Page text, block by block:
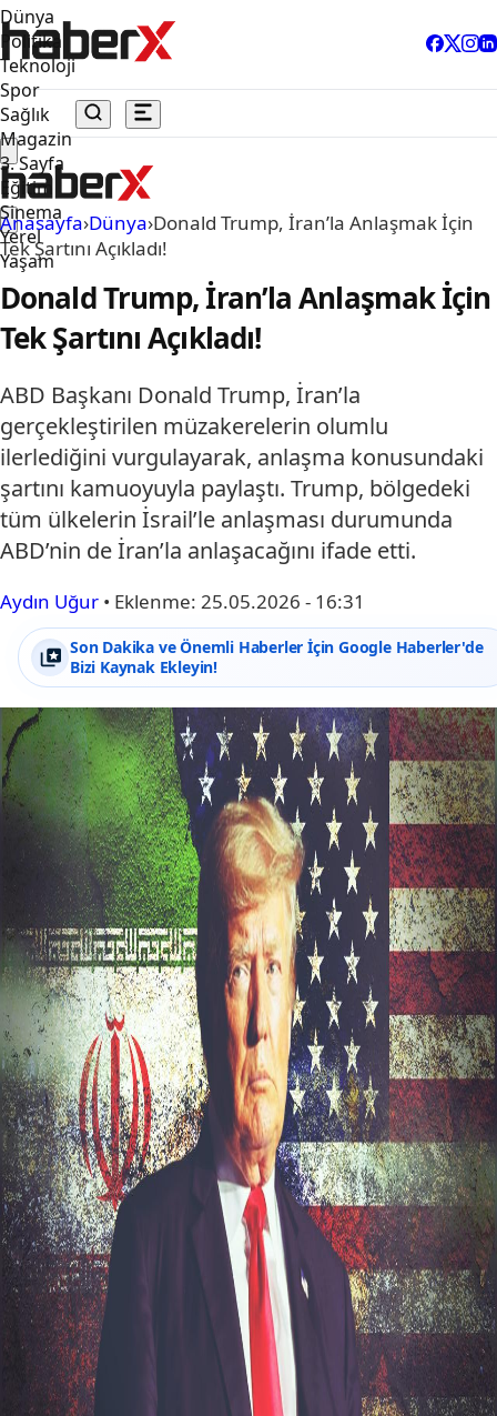
Dünya
Politika
Teknoloji
Spor
Sağlık
Magazin
3. Sayfa
Eğitim
Sinema
Yerel
Yaşam
Anasayfa›Dünya›Donald Trump, İran’la Anlaşmak İçin
Tek Şartını Açıkladı!
Donald Trump, İran’la Anlaşmak İçin
Tek Şartını Açıkladı!
ABD Başkanı Donald Trump, İran’la
gerçekleştirilen müzakerelerin olumlu
ilerlediğini vurgulayarak, anlaşma konusundaki
şartını kamuoyuyla paylaştı. Trump, bölgedeki
tüm ülkelerin İsrail’le anlaşması durumunda
ABD’nin de İran’la anlaşacağını ifade etti.
Aydın Uğur • Eklenme: 25.05.2026 - 16:31
Son Dakika ve Önemli Haberler İçin Google Haberler'de
Bizi Kaynak Ekleyin!